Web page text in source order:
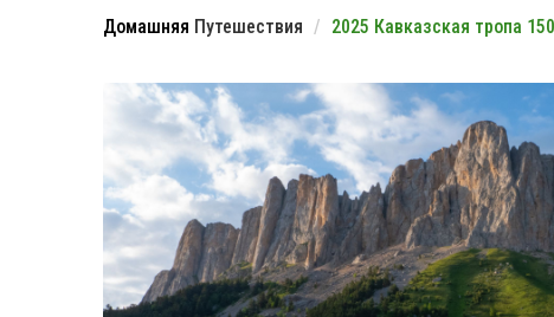
Домашняя Путешествия 2025 Кавказская тропа